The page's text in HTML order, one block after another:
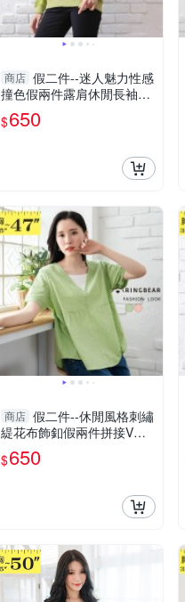
商店 假二件--迷人魅力性感
撞色假兩件露肩休閒長袖上
衣(黑.綠M-3L)-X546眼圈熊
中大尺碼
$650
商店 假二件--休閒風格刺繡
緹花布飾釦假兩件拼接V領
短袖上衣(粉.綠L-3L)-U759
眼圈熊中大尺碼
$650